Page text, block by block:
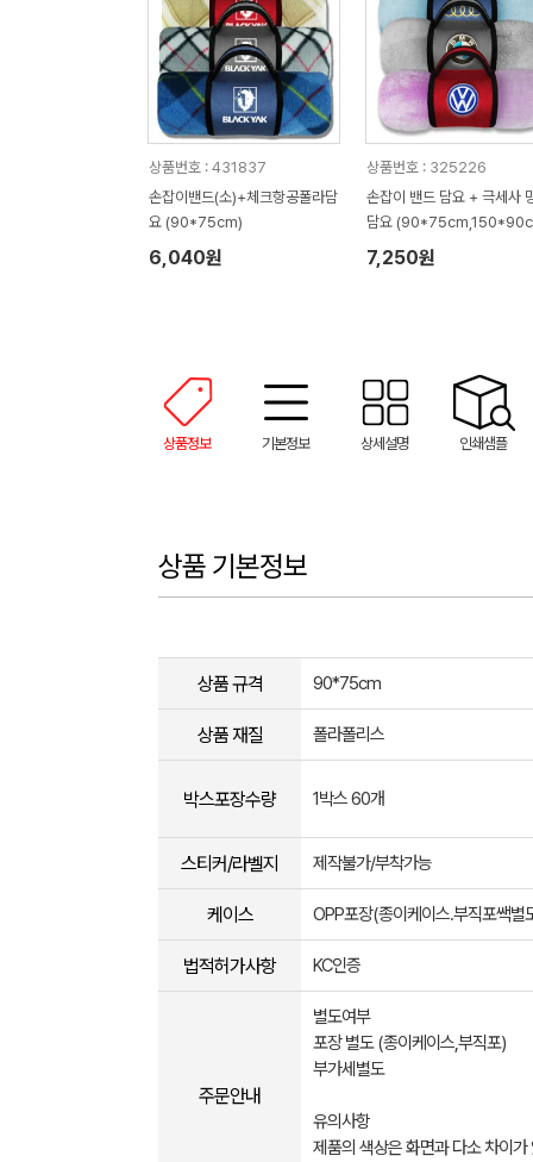
상품번호 : 431837
손잡이밴드(소)+체크항공폴라담
요 (90*75cm)
6,040원
상품번호 : 325226
손잡이 밴드 담요 + 극세사
담요
7,250원
상품정보 기본정보 상세설명 인쇄샘플
상품 기본정보
상품 규격 90*75cm
상품 재질 폴라폴리스
박스포장수량 1박스 60개
스티커/라벨지 제작불가/부착가능
케이스 OPP포장(종이케이스.부직포쌕별
법적허가사항 KC인증
주문안내
별도여부
포장 별도 (종이케이스,부직포)
부가세별도
유의사항
제품의 색상은 화면과 다소 차이가